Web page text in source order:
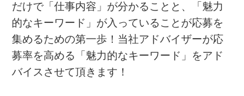
だけで「仕事内容」が分かることと、「魅力
的なキーワード」が入っていることが応募を
集めるための第一歩！当社アドバイザーが応
募率を高める「魅力的なキーワード」をアド
バイスさせて頂きます！